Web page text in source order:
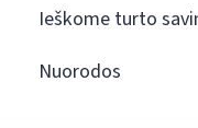
Ieškome turto
Nuorodos